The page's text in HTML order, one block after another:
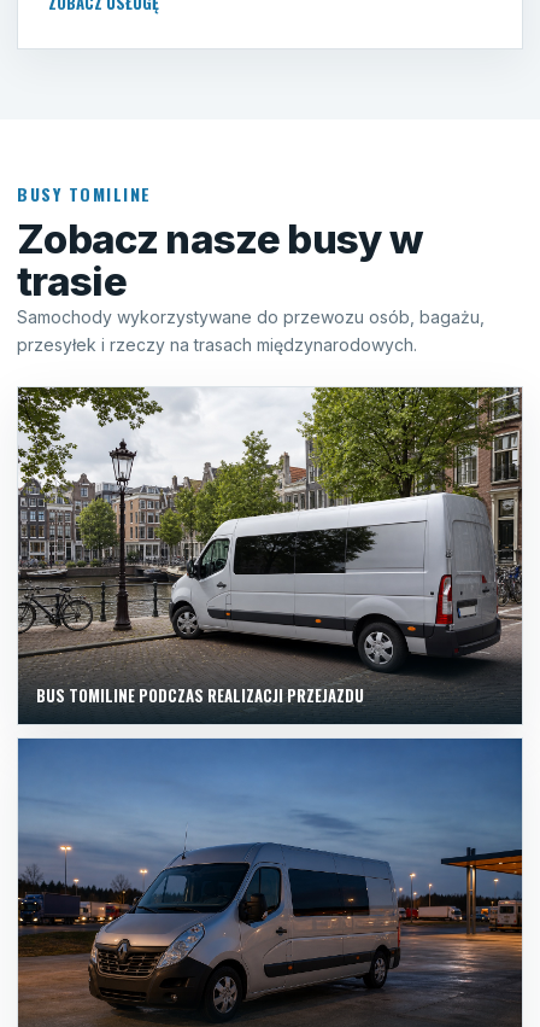
BUSY TOMILINE
Zobacz nasze busy w
trasie
Samochody wykorzystywane do przewozu osób, bagażu,
przesyłek i rzeczy na trasach międzynarodowych.
BUS TOMILINE PODCZAS REALIZACJI PRZEJAZDU